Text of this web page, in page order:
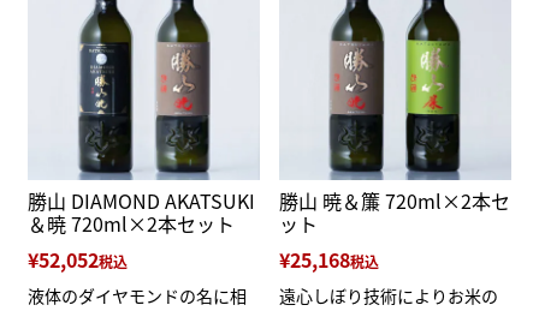
勝山 DIAMOND AKATSUKI
＆暁 720ml×2本セット
¥52,052税込
液体のダイヤモンドの名に相
勝山 暁＆簾 720ml×2本セ
ット
¥25,168税込
遠心しぼり技術によりお米の